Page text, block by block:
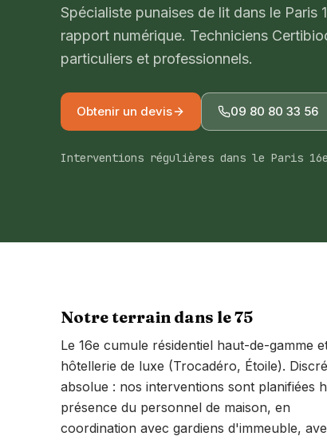
Spécialiste punaises de lit dans le
rapport numérique. Techniciens
particuliers et professionnels.
Obtenir un devis 09 80 80 33 56
Interventions régulières dans le Paris
Notre terrain dans le75
Le 16e cumule résidentiel haut-de-gamme
hôtellerie de luxe (Trocadéro, Étoile).
absolue : nos interventions sont planifiées
présence du personnel de maison, en
coordination avec gardiens d'immeuble,